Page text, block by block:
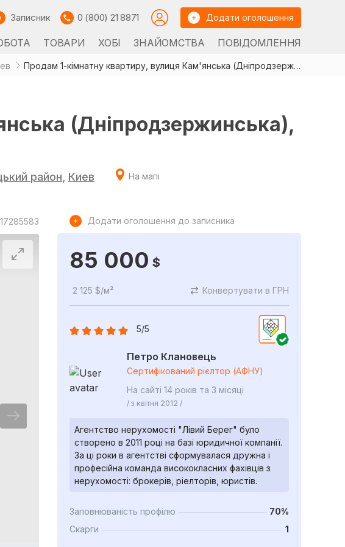
Записник 0 (800) 21 8871 Додати оголошення
ТОВАРИ ХОБІ ЗНАЙОМСТВА ПОВІДОМЛЕННЯ
Продам 1-кімнатну квартиру, вулиця Кам'янська (Дніпродзержинська), д.128, Дарницький район, Київ
(Дніпродзержинська),
район Киев На мапі
Додати оголошення до записника
85 000 $
2 125 $/м² Конвертувати в ГРН
5/5
Петро Клановець
Сертифікований рієлтор (АФНУ)
На сайті 14 років та 3 місяці
/ з квітня 2012 /
Агентство нерухомості "Лівий Берег" було
створено в 2011 році на базі юридичної компанії.
За ці роки в агентстві сформувалася дружна і
професійна команда висококласних фахівців з
нерухомості: брокерів, ріелторів, юристів.
Заповнюваність профілю
70%
Скарги
1